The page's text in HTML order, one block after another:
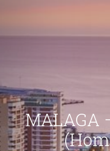
MALAGA